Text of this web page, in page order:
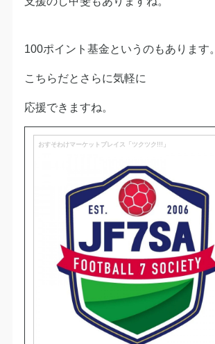
100ポイント基金というのもあります。
こちらだとさらに気軽に
応援できますね。
おすそわけマーケットプレイス「ツクツク!!!」